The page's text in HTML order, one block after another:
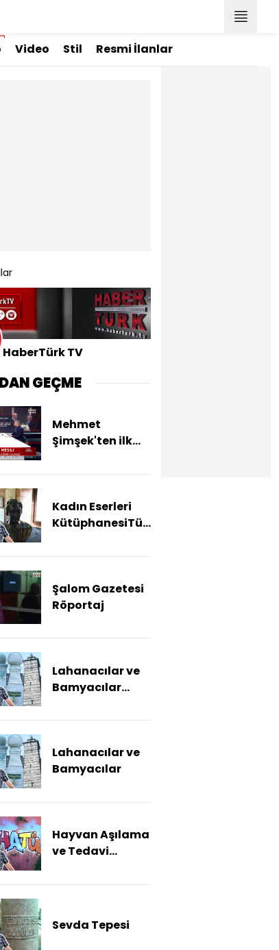
Video Stil Resmi İlanlar
HaberTürk TV
GEÇME
Mehmet
Şimşek'ten ilk
Kadın Eserleri
KütüphanesiTürkiye'de
özelliğini taşıyor
Şalom Gazetesi
Röportaj
Lahanacılar ve
Bamyacılar
Lahanacılar ve
Bamyacılar
Hayvan Aşılama
ve Tedavi
Sevda Tepesi